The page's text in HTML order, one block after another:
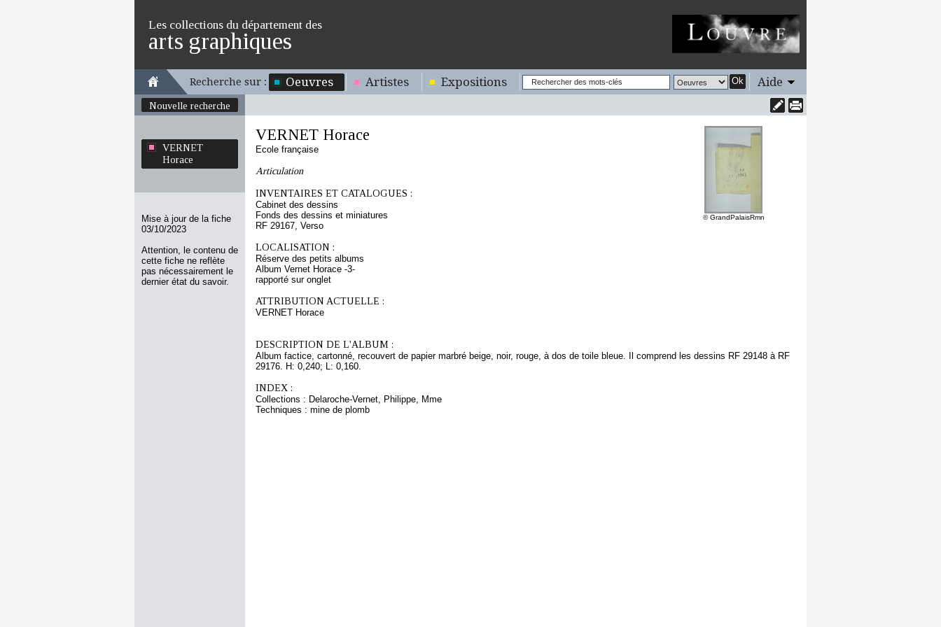
Les collections du département des
arts graphiques
Recherche sur : Oeuvres Artistes Expositions Ok Aide
Nouvelle recherche
VERNET
Horace
Mise à jour de la fiche
03/10/2023
Attention, le contenu de
cette fiche ne reflète
pas nécessairement le
dernier état du savoir.
© GrandPalaisRmn
VERNET Horace
Ecole française
Articulation
INVENTAIRES ET CATALOGUES :
Cabinet des dessins
Fonds des dessins et miniatures
RF 29167, Verso
LOCALISATION :
Réserve des petits albums
Album Vernet Horace -3-
rapporté sur onglet
ATTRIBUTION ACTUELLE :
VERNET Horace
DESCRIPTION DE L'ALBUM :
Album factice, cartonné, recouvert de papier marbré beige, noir, rouge, à dos de toile bleue. Il comprend les dessins RF 29148 à RF
29176. H: 0,240; L: 0,160.
INDEX :
Collections : Delaroche-Vernet, Philippe, Mme
Techniques : mine de plomb